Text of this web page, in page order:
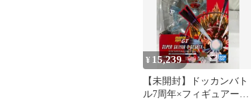
¥ 15,239
【未開封】ドッカンバト
ル7周年×フィギュアーツ